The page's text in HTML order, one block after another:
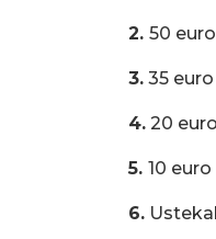
2. 50 euro
3. 35 euro
4. 20 euro
5. 10 euro
6.